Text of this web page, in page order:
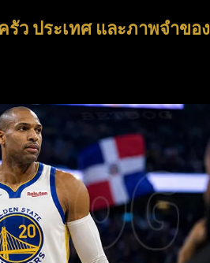
ว ประเทศ และภาพจำของ